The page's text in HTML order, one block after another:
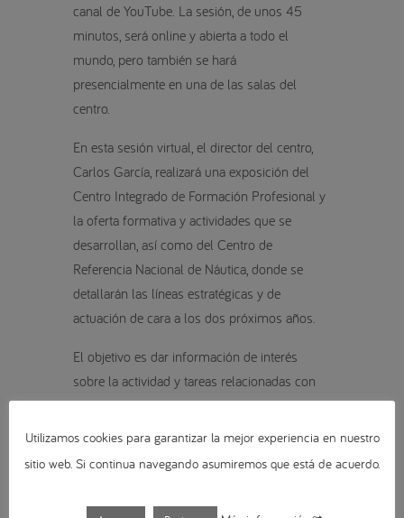
canal de YouTube. La sesión, de unos 45
minutos, será online y abierta a todo el
mundo, pero también se hará
presencialmente en una de las salas del
centro.
En esta sesión virtual, el director del centro,
Carlos García, realizará una exposición del
Centro Integrado de Formación Profesional y
la oferta formativa y actividades que se
desarrollan, así como del Centro de
Referencia Nacional de Náutica, donde se
detallarán las líneas estratégicas y de
actuación de cara a los dos próximos años.
El objetivo es dar información de interés
sobre la actividad y tareas relacionadas con
estudios sectoriales, las necesidades
formativas y empresariales del sector, así
intención del Centro del Mar es ofrecer
Utilizamos cookies para garantizar la mejor experiencia en nuestro
sitio web. Si continua navegando asumiremos que está de acuerdo.